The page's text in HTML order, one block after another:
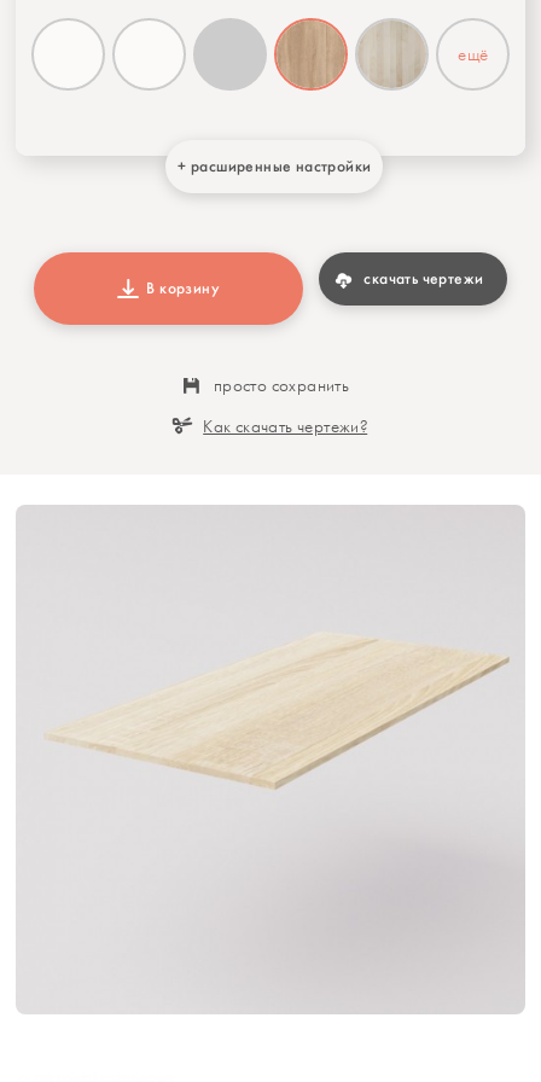
ещё
+ расширенные настройки
В корзину скачать чертежи
просто сохранить
Как скачать чертежи?